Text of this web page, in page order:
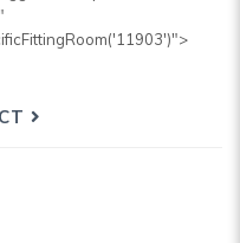
span><span
span>